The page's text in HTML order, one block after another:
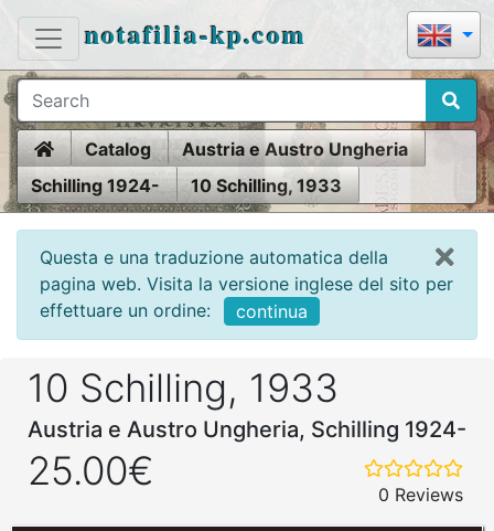
notafilia-kp.com
HomeCatalog
Austria e Austro Ungheria
Schilling 1924-
10 Schilling, 1933
Questa e una traduzione automatica della
pagina web. Visita la versione inglese del sito per
effettuare un ordine:
continua
10 Schilling, 1933
Austria e Austro Ungheria, Schilling 1924-
25.00€
0 Reviews